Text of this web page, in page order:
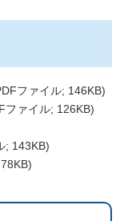
ファイル; 146KB)
ファイル; 126KB)
; 143KB)